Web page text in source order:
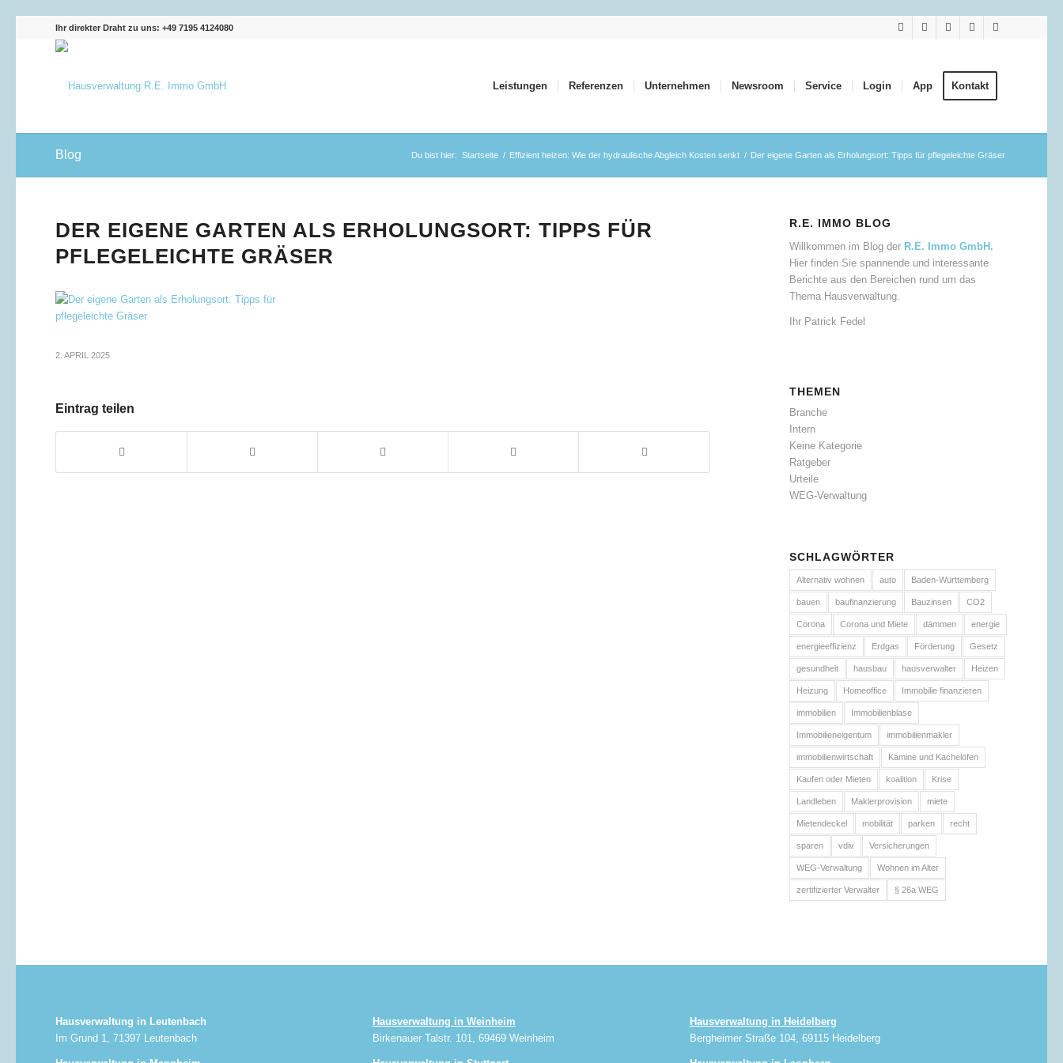
Ihr direkter Draht zu uns: +49 7195 4124080
Leistungen Referenzen Unternehmen Newsroom Service Login App Kontakt
Blog Du bist hier: Startseite / Effizient heizen: Wie der hydraulische Abgleich Kosten senkt / Der eigene Garten als Erholungsort: Tipps für pflegeleichte Gräser
DER EIGENE GARTEN ALS ERHOLUNGSORT: TIPPS FÜR
PFLEGELEICHTE GRÄSER
2. APRIL 2025
Eintrag teilen
R.E. IMMO BLOG
Willkommen im Blog der R.E. Immo GmbH.
Hier finden Sie spannende und interessante
Berichte aus den Bereichen rund um das
Thema Hausverwaltung.
Ihr Patrick Fedel
THEMEN
Branche
Intern
Keine Kategorie
Ratgeber
Urteile
WEG-Verwaltung
SCHLAGWÖRTER
Alternativ wohnen auto Baden-Württemberg
bauen baufinanzierung Bauzinsen CO2
Corona Corona und Miete dämmen energie
energieeffizienz Erdgas Förderung Gesetz
gesundheit hausbau hausverwalter Heizen
Heizung Homeoffice Immobilie finanzieren
immobilien Immobilienblase
Immobilieneigentum immobilienmakler
immobilienwirtschaft Kamine und Kachelöfen
Kaufen oder Mieten koalition Krise
Landleben Maklerprovision miete
Mietendeckel mobilität parken recht
sparen vdiv Versicherungen
WEG-Verwaltung Wohnen im Alter
zertifizierter Verwalter § 26a WEG
Hausverwaltung in Leutenbach
Im Grund 1, 71397 Leutenbach
Hausverwaltung in Weinheim
Birkenauer Talstr. 101, 69469 Weinheim
Hausverwaltung in Heidelberg
Bergheimer Straße 104, 69115 Heidelberg